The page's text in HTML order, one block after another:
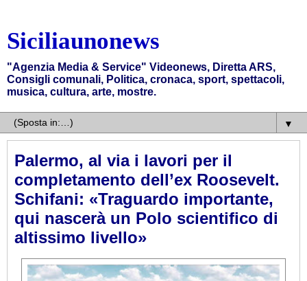
Siciliaunonews
"Agenzia Media & Service" Videonews, Diretta ARS,
Consigli comunali, Politica, cronaca, sport, spettacoli,
musica, cultura, arte, mostre.
▼
Palermo, al via i lavori per il
completamento dell’ex Roosevelt.
Schifani: «Traguardo importante,
qui nascerà un Polo scientifico di
altissimo livello»